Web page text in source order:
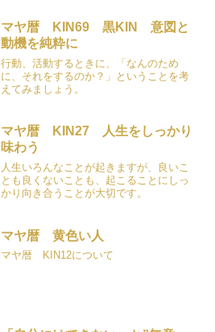
マヤ暦 KIN69 黒KIN 意図と
動機を純粋に
行動、活動するときに、「なんのため
に、それをするのか？」ということを考
えてみましょう。
マヤ暦 KIN27 人生をしっかり
味わう
人生いろんなことが起きますが、良いこ
とも良くないことも、起こることにしっ
かり向き合うことが大切です。
マヤ暦 黄色い人
マヤ暦 KIN12について